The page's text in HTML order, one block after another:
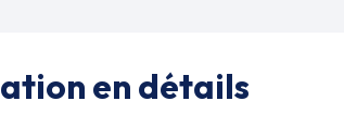
en détails